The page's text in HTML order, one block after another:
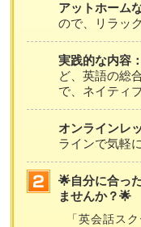
アットホーム
ので、リラッ
実践的な内容
ど、英語の総
で、ネイティ
オンラインレ
ラインで気軽
🌟自分に合っ
ませんか？🌟
「英会話ス